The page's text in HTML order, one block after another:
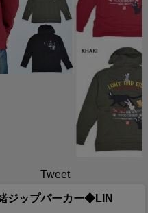
Tweet
ジップパーカー◆LIN